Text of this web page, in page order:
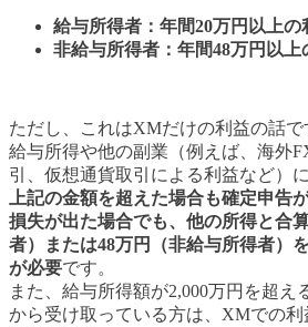
給与所得者：年間20万円以上の
非給与所得者：年間48万円以上
ただし、これはXMだけの利益の話で
給与所得や他の副業（例えば、海外
引、仮想通貨取引による利益など）
上記の金額を超えた場合も確定申告
損失が出た場合でも、他の所得と合
者）または48万円（非給与所得者）
が必要です。
また、給与所得額が2,000万円を超え
から受け取っている方は、XMでの